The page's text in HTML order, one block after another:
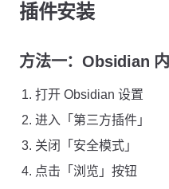
插件安装
方法一：Obsidian 内
打开 Obsidian 设置
进入「第三方插件」
关闭「安全模式」
点击「浏览」按钮